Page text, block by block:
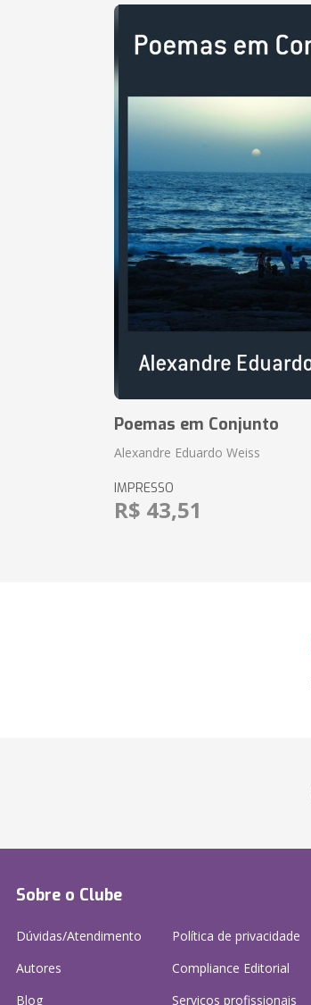
Poemas em Conjunto
Alexandre Eduardo Weiss
IMPRESSO
R$ 43,51
Sobre o Clube
Dúvidas/Atendimento
Autores
Blog
Política de privacidade
Compliance Editorial
Serviços profissionais